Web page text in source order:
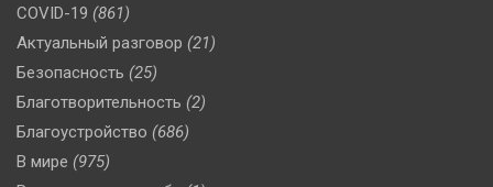
COVID-19 (861)
Актуальный разговор (21)
Безопасность (25)
Благотворительность (2)
Благоустройство (686)
В мире (975)